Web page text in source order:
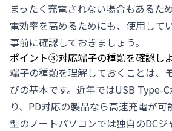
まったく充電されない場合もあるた
電効率を高めるためにも、使用して
事前に確認しておきましょう。
ポイント③対応端子の種類を確認し
端子の種類を理解しておくことは、
びの基本です。近年ではUSB Type-
り、PD対応の製品なら高速充電が可
型のノートパソコンでは独自のDC